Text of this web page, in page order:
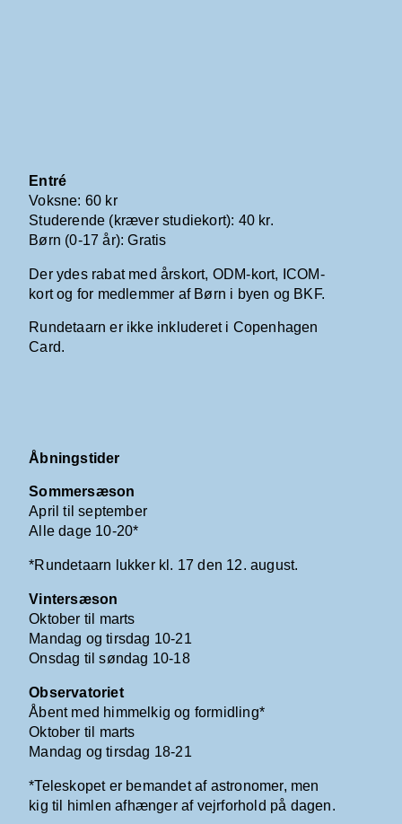
Entré
Voksne: 60 kr
Studerende (kræver studiekort): 40 kr.
Børn (0-17 år): Gratis
Der ydes rabat med årskort, ODM-kort, ICOM-
kort og for medlemmer af Børn i byen og BKF.
Rundetaarn er ikke inkluderet i Copenhagen
Card.
Åbningstider
Sommersæson
April til september
Alle dage 10-20*
*Rundetaarn lukker kl. 17 den 12. august.
Vintersæson
Oktober til marts
Mandag og tirsdag 10-21
Onsdag til søndag 10-18
Observatoriet
Åbent med himmelkig og formidling*
Oktober til marts
Mandag og tirsdag 18-21
*Teleskopet er bemandet af astronomer, men
kig til himlen afhænger af vejrforhold på dagen.